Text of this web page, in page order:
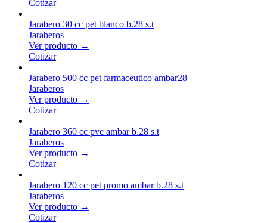
Cotizar
Jarabero 30 cc pet blanco b.28 s.t
Jaraberos
Ver producto →
Cotizar
Jarabero 500 cc pet farmaceutico ambar28
Jaraberos
Ver producto →
Cotizar
Jarabero 360 cc pvc ambar b.28 s.t
Jaraberos
Ver producto →
Cotizar
Jarabero 120 cc pet promo ambar b.28 s.t
Jaraberos
Ver producto →
Cotizar